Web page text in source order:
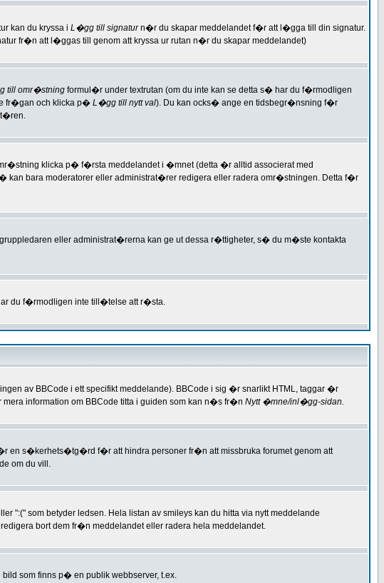
kan du kryssa i L�gg till signaturn�r du skapar meddelandet f�r att l�gga till din signatur.
fr�n att l�ggas till genom att kryssa ur rutan n�r du skapar meddelandet)
till omr�stning formul�r under textrutan (om du inte kan se detta s� har du f�rmodligen
fr�gan och klicka p� L�gg till nytt val). Du kan ocks� ange en tidsbegr�nsning f�r
klicka p� f�rsta meddelandet i �mnet (detta �r alltid associerat med
bara moderatorer eller administrat�rer redigera eller radera omr�stningen. Detta f�r
eller administrat�rerna kan ge ut dessa r�ttigheter, s� du m�ste kontakta
du f�rmodligen inte till�telse att r�sta.
av BBCode i ett specifikt meddelande). BBCode i sig �r snarlikt HTML, taggar �r
information om BBCode titta i guiden som kan n�s fr�n Nytt �mne/inl�gg-sidan.
en s�kerhets�tg�rd f�r att hindra personer fr�n att missbruka forumet genom att
om du vill.
som betyder ledsen. Hela listan av smileys kan du hitta via nytt meddelande
bort dem fr�n meddelandet eller radera hela meddelandet.
som finns p� en publik webbserver, t.ex.